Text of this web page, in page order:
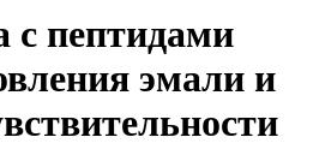
с пептидами
эмали и